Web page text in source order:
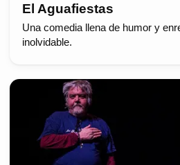
El Aguafiestas
Una comedia llena de humor y
inolvidable.